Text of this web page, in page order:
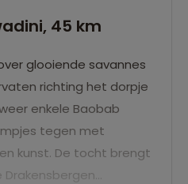
die hier liggen
Baobab bomen
dag overnacht je aan
speciale avondgasten
45 km
glooiende savannes
richting het dorpje
enkele Baobab
tegen met
kunst. De tocht brengt